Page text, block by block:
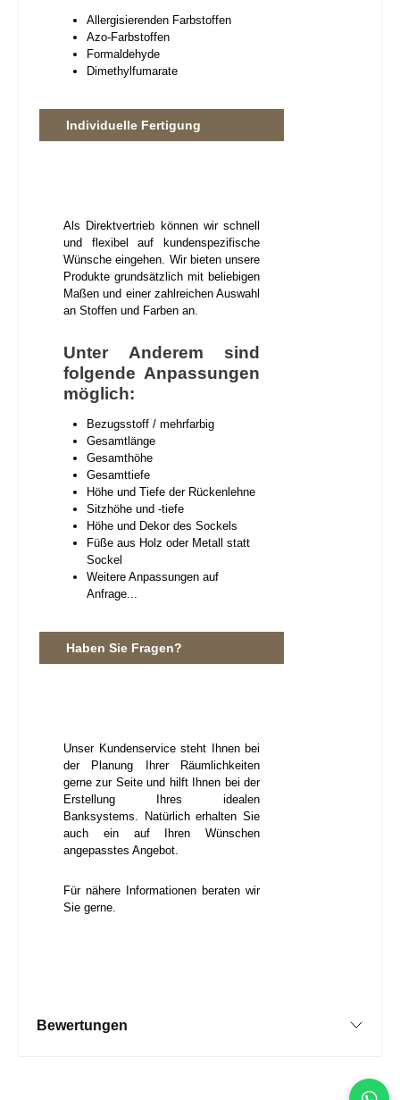
Allergisierenden Farbstoffen
Azo-Farbstoffen
Formaldehyde
Dimethylfumarate
Individuelle Fertigung
Als Direktvertrieb können wir schnell
und flexibel auf kundenspezifische
Wünsche eingehen. Wir bieten unsere
Produkte grundsätzlich mit beliebigen
Maßen und einer zahlreichen Auswahl
an Stoffen und Farben an.
Unter Anderem sind
folgende Anpassungen
möglich:
Bezugsstoff / mehrfarbig
Gesamtlänge
Gesamthöhe
Gesamttiefe
Höhe und Tiefe der Rückenlehne
Sitzhöhe und -tiefe
Höhe und Dekor des Sockels
Füße aus Holz oder Metall statt
Sockel
Weitere Anpassungen auf
Anfrage...
Haben Sie Fragen?
Unser Kundenservice steht Ihnen bei
der Planung Ihrer Räumlichkeiten
gerne zur Seite und hilft Ihnen bei der
Erstellung Ihres idealen
Banksystems. Natürlich erhalten Sie
auch ein auf Ihren Wünschen
angepasstes Angebot.
Für nähere Informationen beraten wir
Sie gerne.
Bewertungen